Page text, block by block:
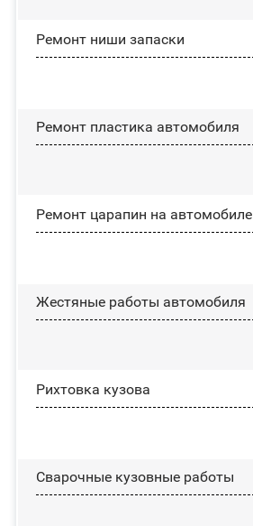
Ремонт ниши запаски
Ремонт пластика автомобиля
Ремонт царапин на автомобиле
Жестяные работы автомобиля
Рихтовка кузова
Сварочные кузовные работы